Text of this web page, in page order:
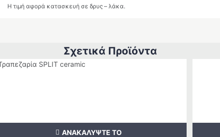
Η τιμή αφορά κατασκευή σε δρυς – λάκα.
Σχετικά Προϊόντα
ΑΝΑΚΑΛΥΨΤΕ ΤΟ